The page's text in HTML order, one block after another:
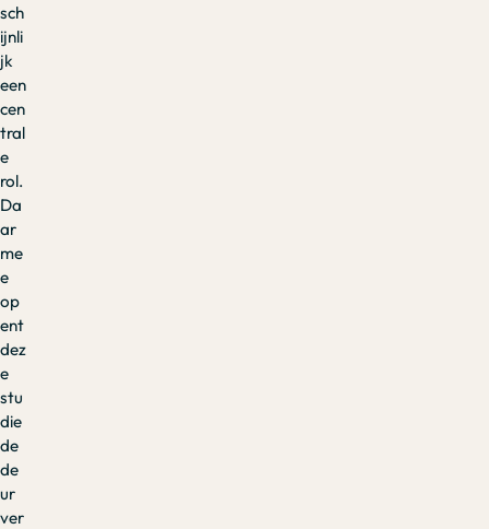
sch
ijnli
jk
een
cen
tral
e
rol.
Da
ar
me
e
op
ent
dez
e
stu
die
de
de
ur
ver